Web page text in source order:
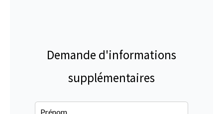
Demande d'informations
supplémentaires